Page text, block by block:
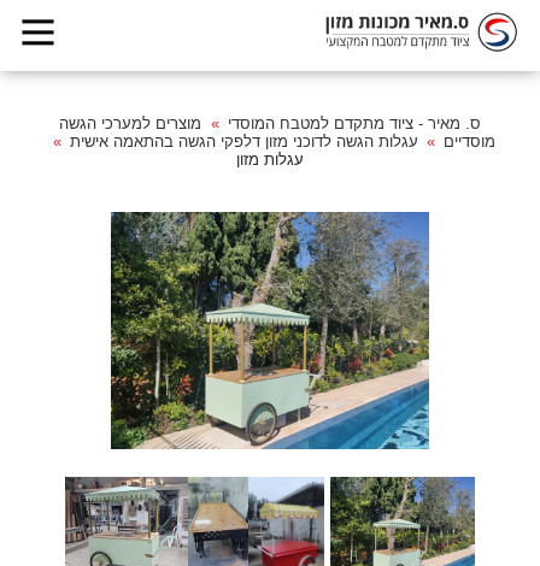
ס. מאיר - ציוד מתקדם למטבח המוסדי
מוצרים למערכי הגשה
מוסדיים
עגלות הגשה לדוכני מזון דלפקי הגשה בהתאמה אישית
עגלות מזון